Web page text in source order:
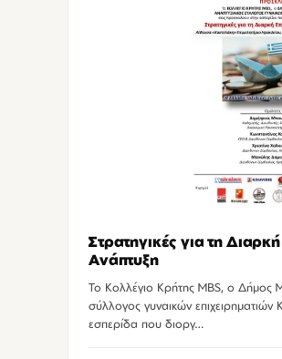
Στρατηγικές για τη
Ανάπτυξη
Το Κολλέγιο Κρήτης MBS, ο Δήμος
σύλλογος γυναικών
εσπερίδα που διοργ…